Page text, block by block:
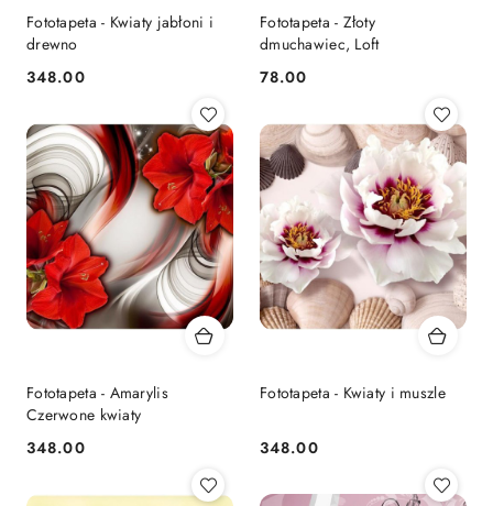
Fototapeta - Kwiaty jabłoni i
drewno
Cena:
348.00
Fototapeta - Złoty
dmuchawiec, Loft
Cena:
78.00
Fototapeta - Amarylis
Czerwone kwiaty
Cena:
348.00
Fototapeta - Kwiaty i muszle
Cena:
348.00